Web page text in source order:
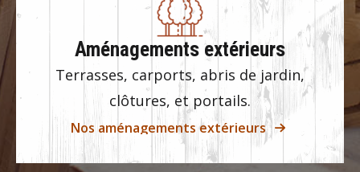
Aménagements extérieurs
Terrasses, carports, abris de jardin,
clôtures, et portails.
Nos aménagements extérieurs